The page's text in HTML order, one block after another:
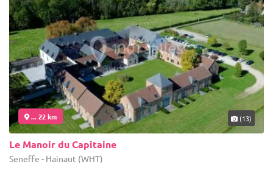
... 22 km (13)
Le Manoir du Capitaine
Seneffe - Hainaut (WHT)